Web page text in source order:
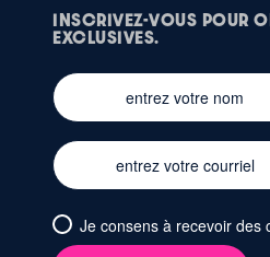
INSCRIVEZ-VOUS POUR
EXCLUSIVES.
Je consens à recevoir des